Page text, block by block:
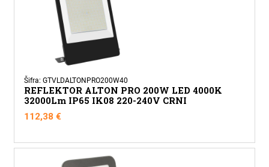
Šifra: GTVLDALTONPRO200W40
REFLEKTOR ALTON PRO 200W LED 4000K
32000Lm IP65 IK08 220-240V CRNI
112,38€